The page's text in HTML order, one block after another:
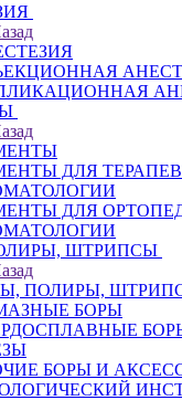
ДЛЯ
ДЛЯ
ШТРИПСЫ
ПОЛИРЫ,
БОРЫ
БОРЫ И